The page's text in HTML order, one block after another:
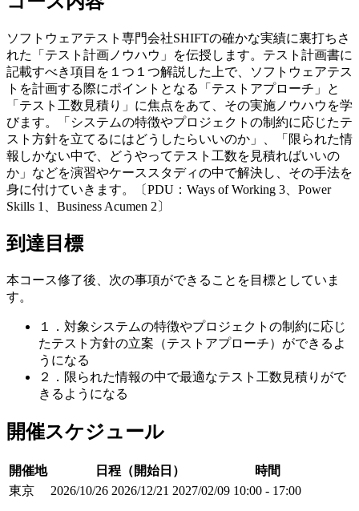
ソフトウェアテスト専門会社SHIFTの確かな実績に裏打ちさ
れた「テスト計画ノウハウ」を伝授します。テスト計画書に
記載すべき項目を１つ１つ解説した上で、ソフトウェアテス
トを計画する際にポイントとなる「テストアプローチ」と
「テスト工数見積り」に焦点をあて、その実施ノウハウを学
びます。「システムの特徴やプロジェクトの制約に応じたテ
スト方針を立てるにはどうしたらいいのか」、「限られた情
報しかない中で、どうやってテスト工数を見積ればいいの
か」などを演習やケーススタディの中で解決し、その手法を
身に付けていきます。〔PDU：Ways of Working 3、Power
Skills 1、Business Acumen 2〕
到達目標
本コース修了後、次の事項ができることを目標としていま
す。
１．対象システムの特徴やプロジェクトの制約に応じ
たテスト方針の立案（テストアプローチ）ができるよ
うになる
２．限られた情報の中で最適なテスト工数見積りがで
きるようになる
開催スケジュール
開催地 日程（開始日）
時間
東京
2026/10/26 2026/12/21 2027/02/09 10:00 - 17:00